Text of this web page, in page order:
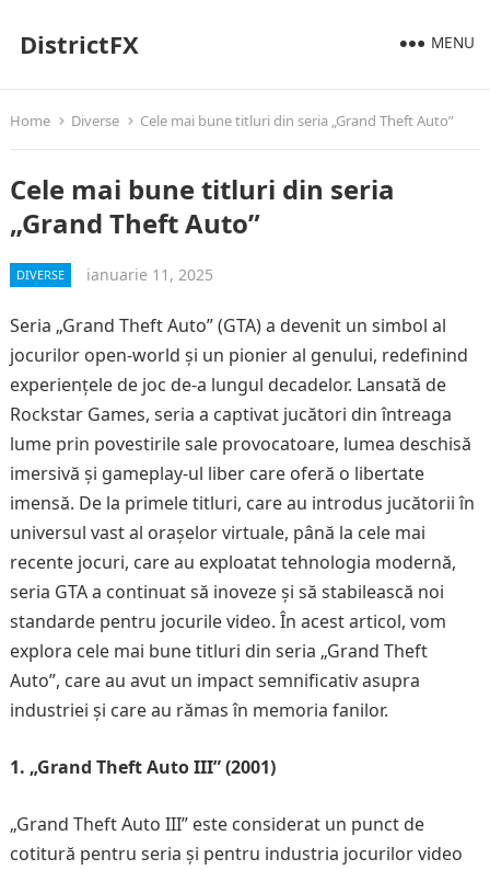
DistrictFX MENU
Home Diverse Cele mai bune titluri din seria „Grand Theft Auto”
Cele mai bune titluri din seria
„Grand Theft Auto”
DIVERSE ianuarie 11, 2025
Seria „Grand Theft Auto” (GTA) a devenit un simbol al
jocurilor open-world și un pionier al genului, redefinind
experiențele de joc de-a lungul decadelor. Lansată de
Rockstar Games, seria a captivat jucători din întreaga
lume prin povestirile sale provocatoare, lumea deschisă
imersivă și gameplay-ul liber care oferă o libertate
imensă. De la primele titluri, care au introdus jucătorii în
universul vast al orașelor virtuale, până la cele mai
recente jocuri, care au exploatat tehnologia modernă,
seria GTA a continuat să inoveze și să stabilească noi
standarde pentru jocurile video. În acest articol, vom
explora cele mai bune titluri din seria „Grand Theft
Auto”, care au avut un impact semnificativ asupra
industriei și care au rămas în memoria fanilor.
1. „Grand Theft Auto III” (2001)
„Grand Theft Auto III” este considerat un punct de
cotitură pentru seria și pentru industria jocurilor video